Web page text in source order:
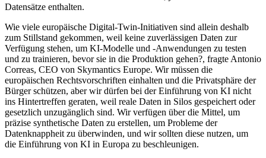
Datensätze enthalten.
Wie viele europäische Digital-Twin-Initiativen sind allein deshalb
zum Stillstand gekommen, weil keine zuverlässigen Daten zur
Verfügung stehen, um KI-Modelle und -Anwendungen zu testen
und zu trainieren, bevor sie in die Produktion gehen?, fragte Antonio
Correas, CEO von Skymantics Europe. Wir müssen die
europäischen Rechtsvorschriften einhalten und die Privatsphäre der
Bürger schützen, aber wir dürfen bei der Einführung von KI nicht
ins Hintertreffen geraten, weil reale Daten in Silos gespeichert oder
gesetzlich unzugänglich sind. Wir verfügen über die Mittel, um
präzise synthetische Daten zu erstellen, um Probleme der
Datenknappheit zu überwinden, und wir sollten diese nutzen, um
die Einführung von KI in Europa zu beschleunigen.